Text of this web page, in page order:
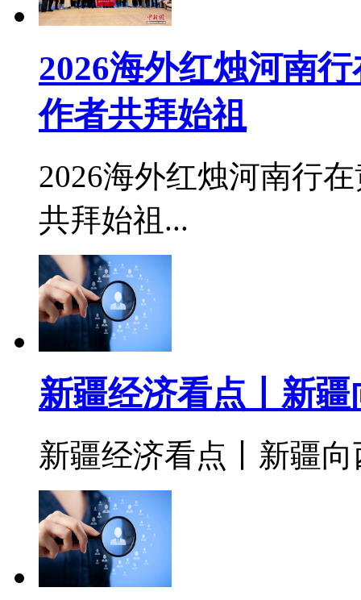
2026海外红烛河南
作者共拜始祖
2026海外红烛河南行
共拜始祖...
新疆经济看点丨新
新疆经济看点丨新疆